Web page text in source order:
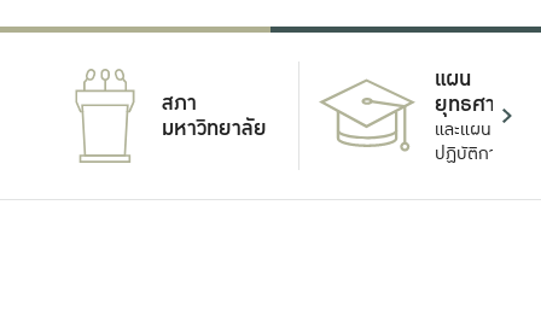
สภา
มหาวิทยาลัย
แผน
ยุทธศาสตร์
และแผน
ปฏิบัติการ